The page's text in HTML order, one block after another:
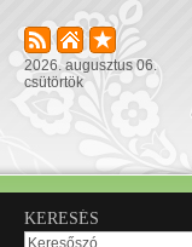
2026. augusztus 06.
csütörtök
KERESÉS